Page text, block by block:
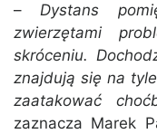
–Dystans
zwierzętami
skróceniu.
znajdują się na
zaatakować
zaznacza Marek